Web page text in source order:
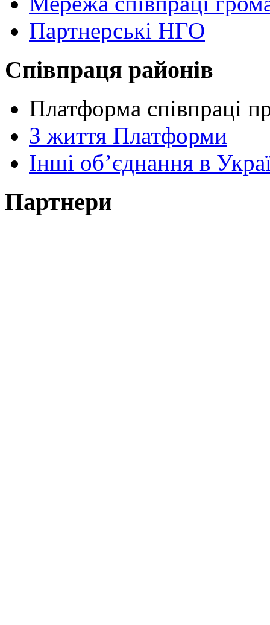
Партнерські НГО
Співпраця районів
Платформа співпраці
З життя Платформи
Інші об’єднання в
Партнери